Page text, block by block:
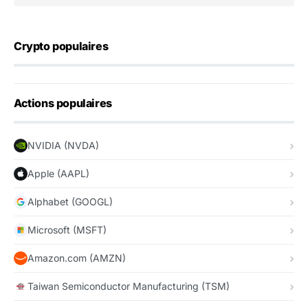
Crypto populaires
Actions populaires
NVIDIA (NVDA)
Apple (AAPL)
Alphabet (GOOGL)
Microsoft (MSFT)
Amazon.com (AMZN)
Taiwan Semiconductor Manufacturing (TSM)